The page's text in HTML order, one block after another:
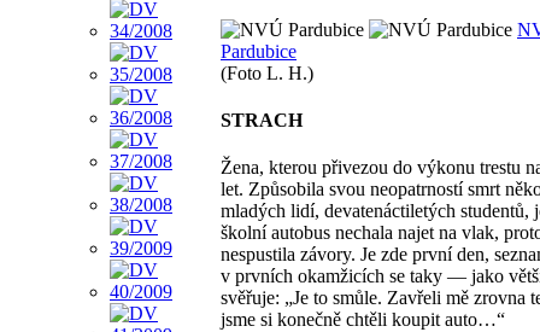
Pardubice
(Foto L. H.)
STRACH
Žena, kterou přivezou do výkonu trestu
let. Způsobila svou neopatrností smrt
mladých lidí, devatenáctiletých studentů,
školní autobus nechala najet na vlak,
nespustila závory. Je zde první den,
v prvních okamžicích se taky — jako
svěřuje: „Je to smůle. Zavřeli mě zrovna
jsme si konečně chtěli koupit auto…“